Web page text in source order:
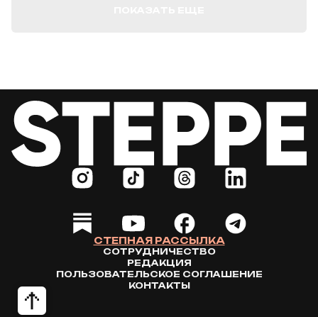
СТЕПНАЯ РАССЫЛКА
СОТРУДНИЧЕСТВО
РЕДАКЦИЯ
ПОЛЬЗОВАТЕЛЬСКОЕ СОГЛАШЕНИЕ
КОНТАКТЫ